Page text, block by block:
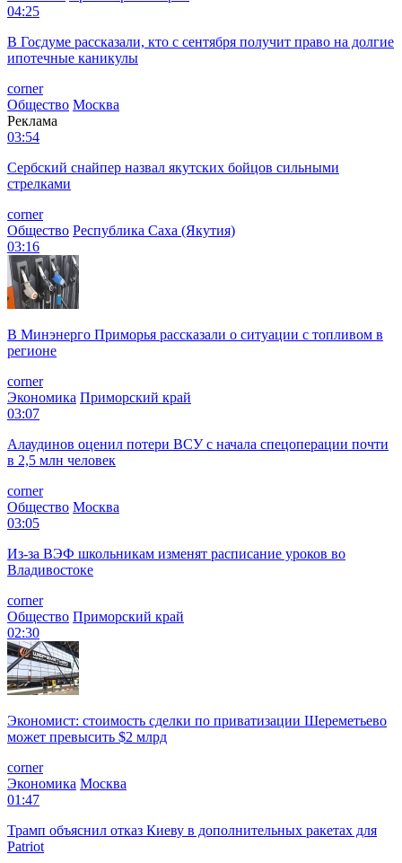
04:25
В Госдуме рассказали, кто с сентября получит право на долгие
ипотечные каникулы
corner
Общество Москва
Реклама
03:54
Сербский снайпер назвал якутских бойцов сильными
стрелками
corner
Общество Республика Саха (Якутия)
03:16
В Минэнерго Приморья рассказали о ситуации с топливом в
регионе
corner
Экономика Приморский край
03:07
Алаудинов оценил потери ВСУ с начала спецоперации почти
в 2,5 млн человек
corner
Общество Москва
03:05
Из-за ВЭФ школьникам изменят расписание уроков во
Владивостоке
corner
Общество Приморский край
02:30
Экономист: стоимость сделки по приватизации Шереметьево
может превысить $2 млрд
corner
Экономика Москва
01:47
Трамп объяснил отказ Киеву в дополнительных ракетах для
Patriot